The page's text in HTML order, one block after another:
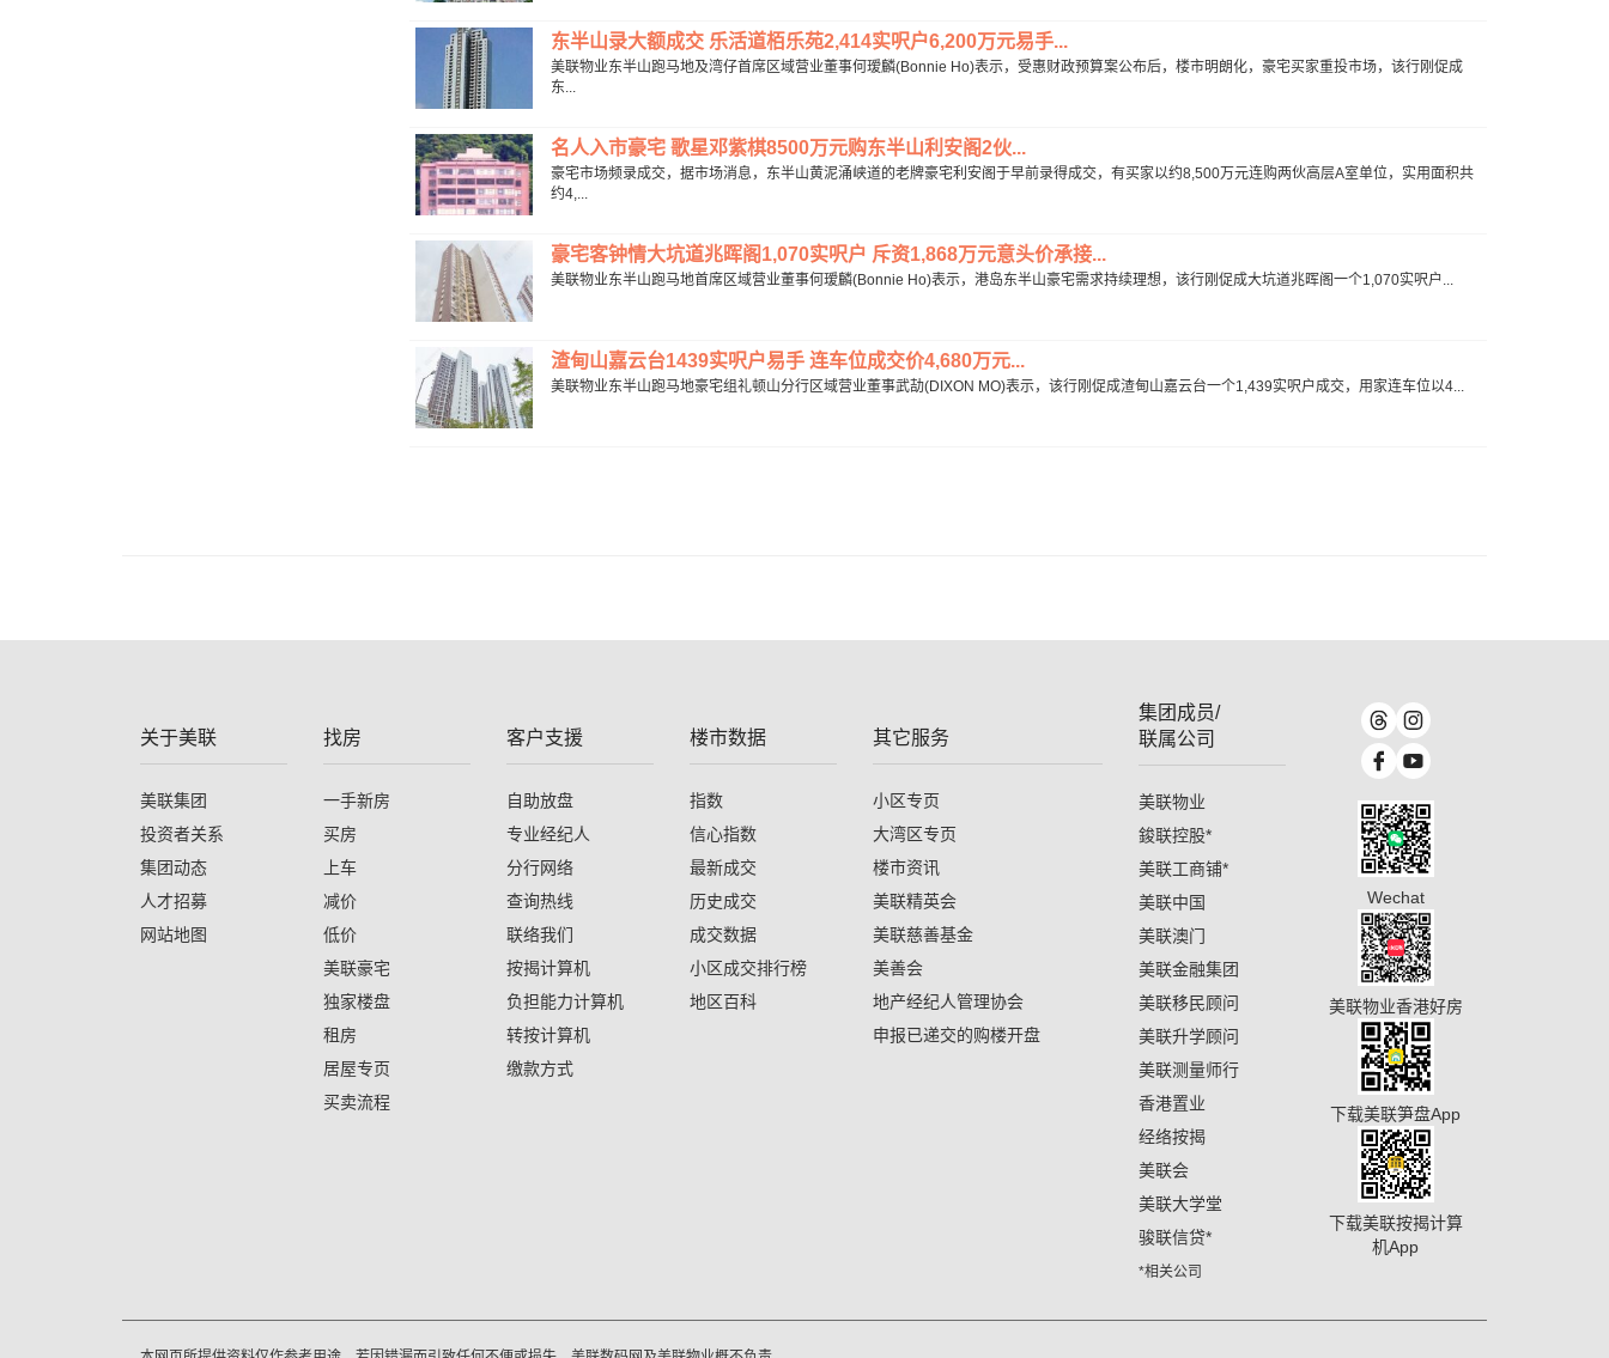
东半山录大额成交 乐活道栢乐苑2,414实呎户6,200万元易手...
美联物业东半山跑马地及湾仔首席区域营业董事何瑷麟(Bonnie Ho)表示，受惠财政预算案公布后，楼市明朗化，豪宅买家重投市场，该行刚促成
东...
名人入市豪宅 歌星邓紫棋8500万元购东半山利安阁2伙...
豪宅市场频录成交，据市场消息，东半山黄泥涌峡道的老牌豪宅利安阁于早前录得成交，有买家以约8,500万元连购两伙高层A室单位，实用面积共
约4,...
豪宅客钟情大坑道兆晖阁1,070实呎户 斥资1,868万元意头价承接...
美联物业东半山跑马地首席区域营业董事何瑷麟(Bonnie Ho)表示，港岛东半山豪宅需求持续理想，该行刚促成大坑道兆晖阁一个1,070实呎户...
渣甸山嘉云台1439实呎户易手 连车位成交价4,680万元...
美联物业东半山跑马地豪宅组礼顿山分行区域营业董事武劼(DIXON MO)表示，该行刚促成渣甸山嘉云台一个1,439实呎户成交，用家连车位以4...
关于美联
美联集团
投资者关系
集团动态
人才招募
网站地图
找房
一手新房
买房
上车
减价
低价
美联豪宅
独家楼盘
租房
居屋专页
买卖流程
客户支援
自助放盘
专业经纪人
分行网络
查询热线
联络我们
按揭计算机
负担能力计算机
转按计算机
缴款方式
楼市数据
指数
信心指数
最新成交
历史成交
成交数据
小区成交排行榜
地区百科
其它服务
小区专页
大湾区专页
楼市资讯
美联精英会
美联慈善基金
美善会
地产经纪人管理协会
申报已递交的购楼开盘
集团成员/
联属公司
美联物业
鋑联控股*
美联工商铺*
美联中国
美联澳门
美联金融集团
美联移民顾问
美联升学顾问
美联测量师行
香港置业
经络按揭
美联会
美联大学堂
骏联信贷*
*相关公司
Wechat
美联物业香港好房
下载美联笋盘App
下载美联按揭计算
机App